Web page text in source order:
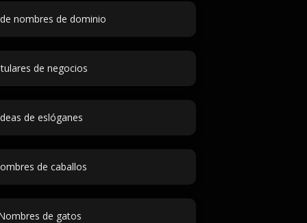
nombres de dominio
de negocios
de eslóganes
de caballos
de gatos